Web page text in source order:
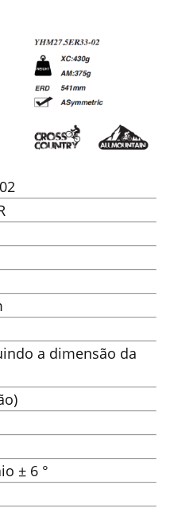
a dimensão da
± 6 °